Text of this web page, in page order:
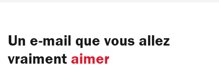
Un e-mail que vous allez
vraiment aimer